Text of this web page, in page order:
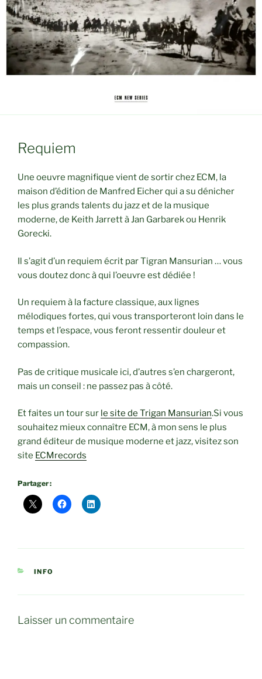
Requiem
Une oeuvre magnifique vient de sortir chez ECM, la
maison d’édition de Manfred Eicher qui a su dénicher
les plus grands talents du jazz et de la musique
moderne, de Keith Jarrett à Jan Garbarek ou Henrik
Gorecki.
Il s’agit d’un requiem écrit par Tigran Mansurian … vous
vous doutez donc à qui l’oeuvre est dédiée !
Un requiem à la facture classique, aux lignes
mélodiques fortes, qui vous transporteront loin dans le
temps et l’espace, vous feront ressentir douleur et
compassion.
Pas de critique musicale ici, d’autres s’en chargeront,
mais un conseil : ne passez pas à côté.
Et faites un tour sur le site de Trigan Mansurian.Si vous
souhaitez mieux connaître ECM, à mon sens le plus
grand éditeur de musique moderne et jazz, visitez son
site ECMrecords
Partager :
CATÉGORIES
INFO
Laisser un commentaire